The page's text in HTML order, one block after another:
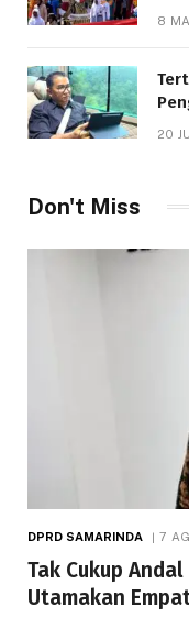
8
20
Don't Miss
DPRD SAMARINDA 7
Tak Cukup
Utamakan